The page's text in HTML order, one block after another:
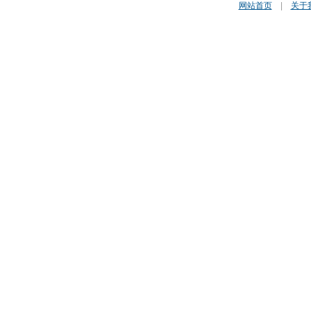
网站首页| 关于